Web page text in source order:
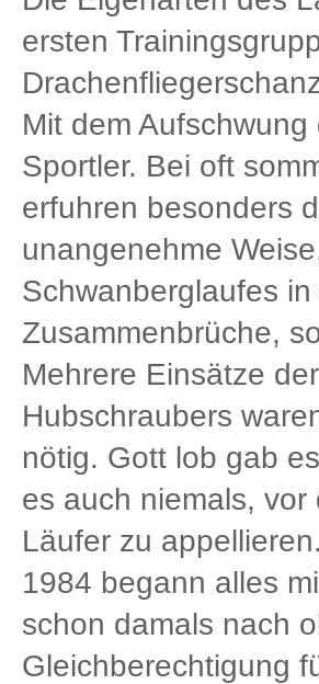
ersten
Mit dem
Sportler. Bei oft
erfuhren besonders
unangenehme
Schwanberglaufes
Zusammenbrüche,
Mehrere Einsätze
Hubschraubers
nötig. Gott lob gab
es auch niemals,
Läufer zu appellieren.
1984 begann alles
schon damals nach
Gleichberechtigung